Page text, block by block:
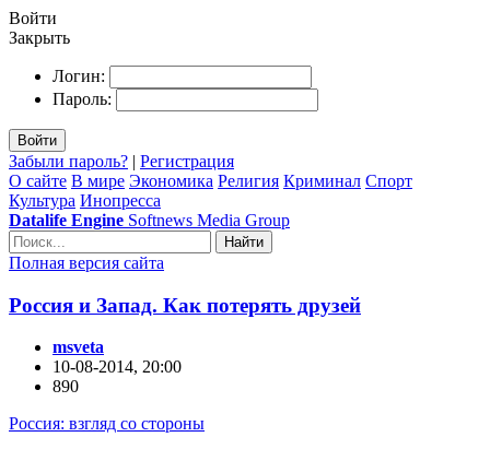
Войти
Закрыть
Логин:
Пароль:
Войти
Забыли пароль? | Регистрация
О сайте В мире Экономика Религия Криминал Спорт
Культура Инопресса
Datalife Engine Softnews Media Group
Найти
Полная версия сайта
Россия и Запад. Как потерять друзей
msveta
10-08-2014, 20:00
890
Россия: взгляд со стороны